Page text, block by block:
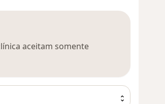
aceitam somente